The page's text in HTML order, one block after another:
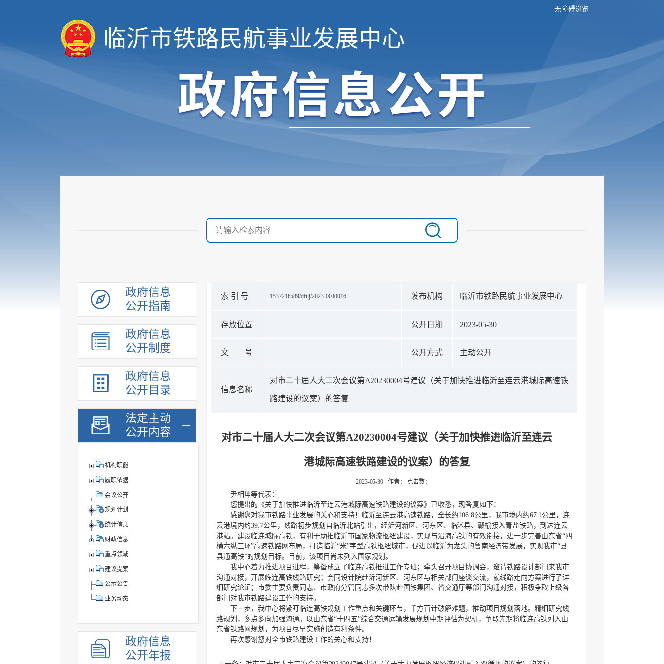
无障碍浏览
临沂市铁路民航事业发展中心
政府信息
公开指南
政府信息
公开制度
政府信息
公开目录
法定主动
公开内容
机构职能
履职依据
会议公开
规划计划
统计信息
财政信息
重点领域
建议提案
公示公告
业务动态
政府信息
公开年报
索 引 号 1537216589/dftlj/2023-0000016 发布机构 临沂市铁路民航事业发展中心
存放位置 公开日期 2023-05-30
文 号 公开方式 主动公开
信息名称
对市二十届人大二次会议第A20230004号建议（关于加快推进临沂至连云港城际高速铁
路建设的议案）的答复
对市二十届人大二次会议第A20230004号建议（关于加快推进临沂至连云
港城际高速铁路建设的议案）的答复
2023-05-30 作者： 点击数：
尹相坤等代表：
您提出的《关于加快推进临沂至连云港城际高速铁路建设的议案》已收悉，现答复如下：
感谢您对我市铁路事业发展的关心和支持！临沂至连云港高速铁路，全长约106.8公里，我市境内约67.1公里，连
云港境内约39.7公里，线路初步规划自临沂北站引出，经沂河新区、河东区、临沭县、赣榆接入青盐铁路，到达连云
港站。建设临连城际高铁，有利于助推临沂市国家物流枢纽建设，实现与沿海高铁的有效衔接，进一步完善山东省“四
横六纵三环”高速铁路网布局，打造临沂“米”字型高铁枢纽城市，促进以临沂为龙头的鲁南经济带发展，实现我市“县
县通高铁”的规划目标。目前，该项目尚未列入国家规划。
我中心着力推进项目进程，筹备成立了临连高铁推进工作专班；牵头召开项目协调会，邀请铁路设计部门来我市
沟通对接，开展临连高铁线路研究；会同设计院赴沂河新区、河东区与相关部门座谈交流，就线路走向方案进行了详
细研究论证；市委主要负责同志、市政府分管同志多次带队赴国铁集团、省交通厅等部门沟通对接，积极争取上级各
部门对我市铁路建设工作的支持。
下一步，我中心将紧盯临连高铁规划工作重点和关键环节，千方百计破解难题，推动项目规划落地。精细研究线
路规划，多点多向加强沟通。以山东省“十四五”综合交通运输发展规划中期评估为契机，争取先期将临连高铁列入山
东省铁路网规划，为项目尽早实施创造有利条件。
再次感谢您对全市铁路建设工作的关心和支持！